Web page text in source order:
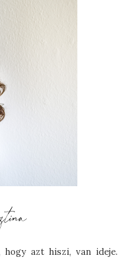
hogy azt hiszi, van ideje.